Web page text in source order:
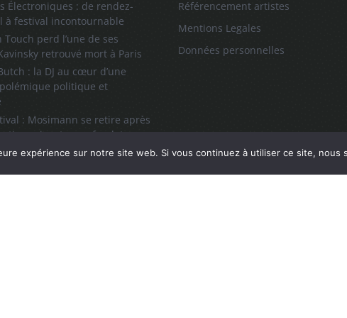
Électroniques : de rendez-
à festival incontournable
Touch perd l’une de ses
retrouvé mort à Paris
: la DJ au cœur d’une
politique et
: Mosimann se retire après
visant un cofondateur
l’icône du hip-hop et de la
Référencement artistes
Mentions Legales
Données personnelles
expérience sur notre site web. Si vous continuez à utiliser ce site,